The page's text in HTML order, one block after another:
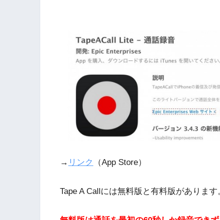
→ リンク （App Store）
Tape A Callには無料版と有料版があります